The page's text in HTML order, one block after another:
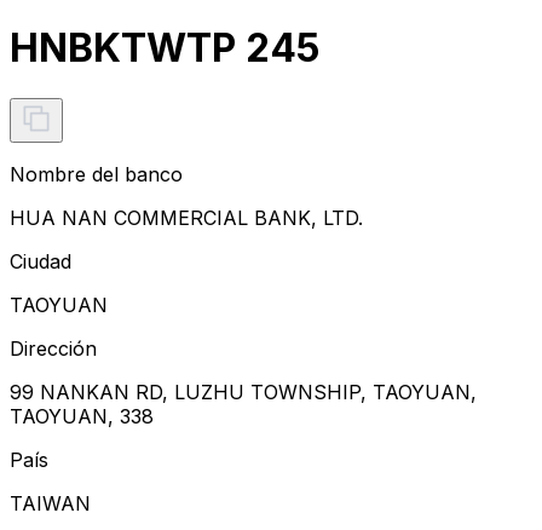
HNBKTWTP 245
Nombre del banco
HUA NAN COMMERCIAL BANK, LTD.
Ciudad
TAOYUAN
Dirección
99 NANKAN RD, LUZHU TOWNSHIP, TAOYUAN,
TAOYUAN, 338
País
TAIWAN